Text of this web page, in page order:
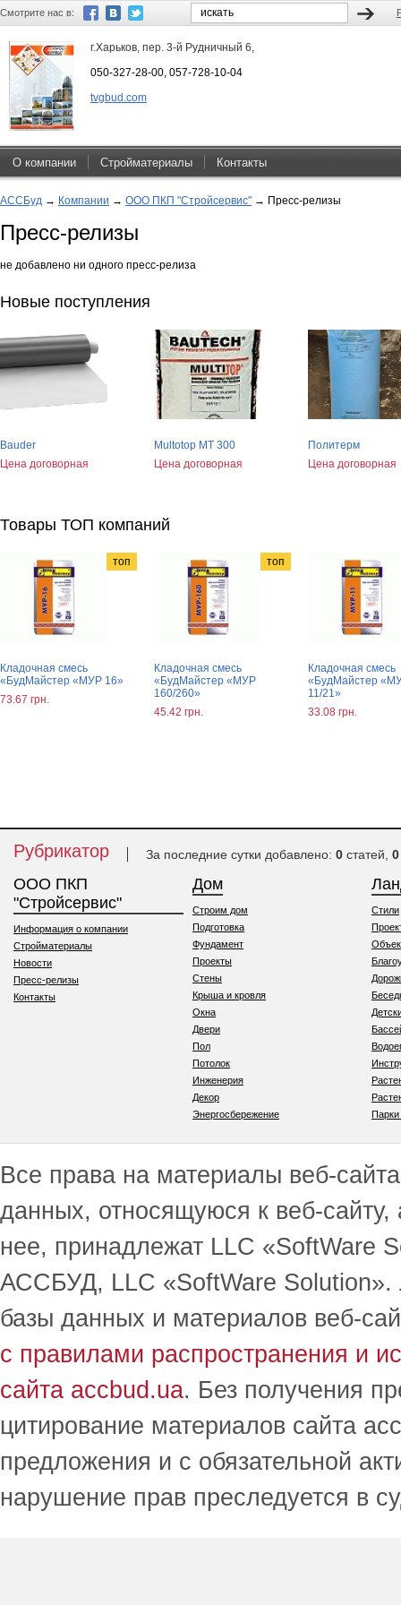
Смотрите нас в:
г.Харьков, пер. 3-й Рудничный 6,
050-327-28-00, 057-728-10-04
tvgbud.com
О компании Стройматериалы Контакты
АССБуд → Компании → ООО ПКП "Стройсервис" → Пресс-релизы
Пресс-релизы
не добавлено ни одного пресс-релиза
Новые поступления
Bauder
Цена договорная
Multotop MT 300
Цена договорная
Политерм
Цена договорная
Товары ТОП компаний
топ
Кладочная смесь
«БудМайстер «МУР 16»
73.67 грн.
топ
Кладочная смесь
«БудМайстер «МУР
160/260»
45.42 грн.
Кладочная смесь
«БудМайстер
11/21»
33.08 грн.
Рубрикатор За последние сутки добавлено: 0 статей, 0
ООО ПКП
"Стройсервис"
Информация о компании
Стройматериалы
Новости
Пресс-релизы
Контакты
Дом
Строим дом
Подготовка
Фундамент
Проекты
Стены
Крыша и кровля
Окна
Двери
Пол
Потолок
Инженерия
Декор
Энергосбережение
Стили
Все права на материалы веб-
данных, относящуюся к веб-
нее, принадлежат LLC
АССБУД, LLC «SoftWare Solution».
базы данных и материалов веб-
с правилами распространения и
сайта accbud.ua. Без получения
цитирование материалов сайта
предложения и с обязательной
нарушение прав преследуется в